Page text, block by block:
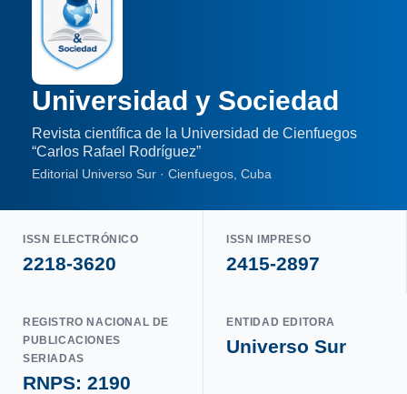
Universidad y Sociedad
Revista científica de la Universidad de Cienfuegos
“Carlos Rafael Rodríguez”
Editorial Universo Sur · Cienfuegos, Cuba
ISSN ELECTRÓNICO
2218-3620
ISSN IMPRESO
2415-2897
REGISTRO NACIONAL DE
PUBLICACIONES
SERIADAS
RNPS: 2190
ENTIDAD EDITORA
Universo Sur